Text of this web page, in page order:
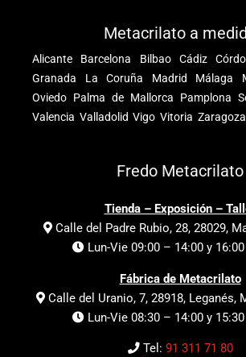
Metacrilato a
Alicante Barcelona Bilbao Cádiz
Granada
La Coruña Madrid Málaga
Oviedo Palma de Mallorca Pamplona
Valencia Valladolid Vigo Vitoria Zaragoza
Fredo Metacrilato
Tienda – Exposición –
Calle del Padre Rubio, 28, 28029,
Lun-Vie 09:00 – 14:00 y
Fábrica de Metacrilato
Calle del Uranio, 7, 28918, Leganés,
Lun-Vie 08:30 – 14:00 y
Tel: 91 311 71 80